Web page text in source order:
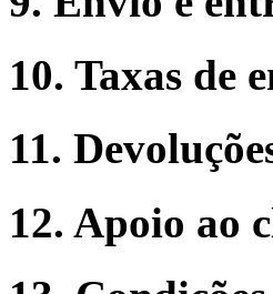
10. Taxas de
11.
12. Apoio ao